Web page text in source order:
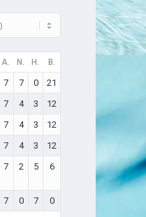
A. N. H. B.
7 7 0
21
7 4 3
12
7 4 3
12
7 4 3
12
7 2 5 6
7 0 7 0